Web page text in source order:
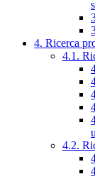
4. Ricerca
4.1.
4.2.